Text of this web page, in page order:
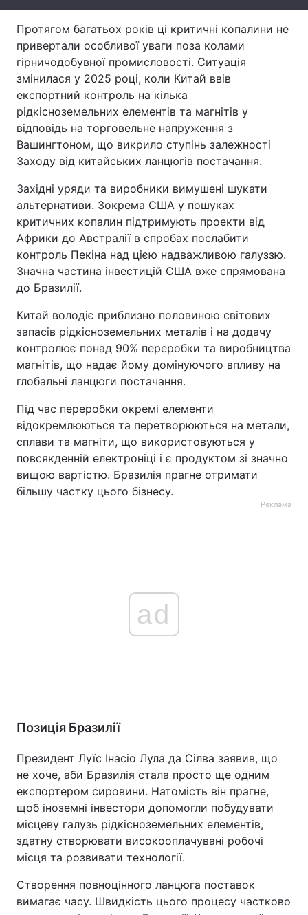
Тема оформлення
Протягом багатьох років ці критичні копалини не
привертали особливої уваги поза колами
гірничодобувної промисловості. Ситуація
змінилася у 2025 році, коли Китай ввів
експортний контроль на кілька
рідкісноземельних елементів та магнітів у
відповідь на торговельне напруження з
Вашингтоном, що викрило ступінь залежності
Заходу від китайських ланцюгів постачання.
Західні уряди та виробники вимушені шукати
альтернативи. Зокрема США у пошуках
критичних копалин підтримують проекти від
Африки до Австралії в спробах послабити
контроль Пекіна над цією надважливою галуззю.
Значна частина інвестицій США вже спрямована
до Бразилії.
Китай володіє приблизно половиною світових
запасів рідкісноземельних металів і на додачу
контролює понад 90% переробки та виробництва
магнітів, що надає йому домінуючого впливу на
глобальні ланцюги постачання.
Під час переробки окремі елементи
відокремлюються та перетворюються на метали,
сплави та магніти, що використовуються у
повсякденній електроніці і є продуктом зі значно
вищою вартістю. Бразилія прагне отримати
більшу частку цього бізнесу.
Реклама
ad
Позиція Бразилії
Президент Луїс Інасіо Лула да Сілва заявив, що
не хоче, аби Бразилія стала просто ще одним
експортером сировини. Натомість він прагне,
щоб іноземні інвестори допомогли побудувати
місцеву галузь рідкісноземельних елементів,
здатну створювати високооплачувані робочі
місця та розвивати технології.
Створення повноцінного ланцюга поставок
вимагає часу. Швидкість цього процесу частково